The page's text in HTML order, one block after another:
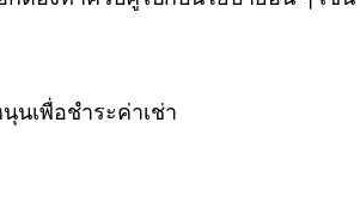
นเพื่อชำระค่าเช่า